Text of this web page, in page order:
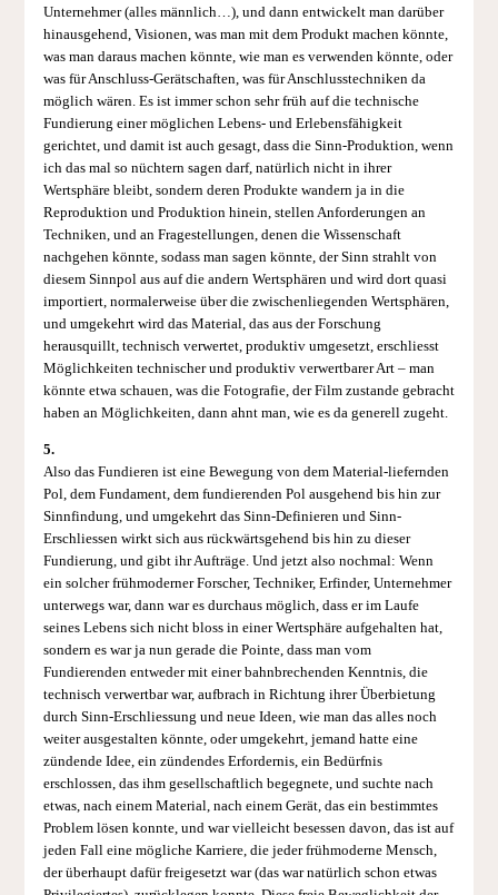
Unternehmer (alles männlich…), und dann entwickelt man darüber
hinausgehend, Visionen, was man mit dem Produkt machen könnte,
was man daraus machen könnte, wie man es verwenden könnte, oder
was für Anschluss-Gerätschaften, was für Anschlusstechniken da
möglich wären. Es ist immer schon sehr früh auf die technische
Fundierung einer möglichen Lebens- und Erlebensfähigkeit
gerichtet, und damit ist auch gesagt, dass die Sinn-Produktion, wenn
ich das mal so nüchtern sagen darf, natürlich nicht in ihrer
Wertsphäre bleibt, sondern deren Produkte wandern ja in die
Reproduktion und Produktion hinein, stellen Anforderungen an
Techniken, und an Fragestellungen, denen die Wissenschaft
nachgehen könnte, sodass man sagen könnte, der Sinn strahlt von
diesem Sinnpol aus auf die andern Wertsphären und wird dort quasi
importiert, normalerweise über die zwischenliegenden Wertsphären,
und umgekehrt wird das Material, das aus der Forschung
herausquillt, technisch verwertet, produktiv umgesetzt, erschliesst
Möglichkeiten technischer und produktiv verwertbarer Art – man
könnte etwa schauen, was die Fotografie, der Film zustande gebracht
haben an Möglichkeiten, dann ahnt man, wie es da generell zugeht.
5.
Also das Fundieren ist eine Bewegung von dem Material-liefernden
Pol, dem Fundament, dem fundierenden Pol ausgehend bis hin zur
Sinnfindung, und umgekehrt das Sinn-Definieren und Sinn-
Erschliessen wirkt sich aus rückwärtsgehend bis hin zu dieser
Fundierung, und gibt ihr Aufträge. Und jetzt also nochmal: Wenn
ein solcher frühmoderner Forscher, Techniker, Erfinder, Unternehmer
unterwegs war, dann war es durchaus möglich, dass er im Laufe
seines Lebens sich nicht bloss in einer Wertsphäre aufgehalten hat,
sondern es war ja nun gerade die Pointe, dass man vom
Fundierenden entweder mit einer bahnbrechenden Kenntnis, die
technisch verwertbar war, aufbrach in Richtung ihrer Überbietung
durch Sinn-Erschliessung und neue Ideen, wie man das alles noch
weiter ausgestalten könnte, oder umgekehrt, jemand hatte eine
zündende Idee, ein zündendes Erfordernis, ein Bedürfnis
erschlossen, das ihm gesellschaftlich begegnete, und suchte nach
etwas, nach einem Material, nach einem Gerät, das ein bestimmtes
Problem lösen konnte, und war vielleicht besessen davon, das ist auf
jeden Fall eine mögliche Karriere, die jeder frühmoderne Mensch,
der überhaupt dafür freigesetzt war (das war natürlich schon etwas